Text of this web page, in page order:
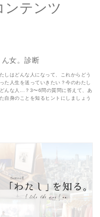
ンテンツ
ん女。診断
しはどんな人になって、これからどう
た人生を送っていきたい？今のわたし
んな人...？3〜6問の質問に答えて、あ
自身のことを知るヒントにしましょう